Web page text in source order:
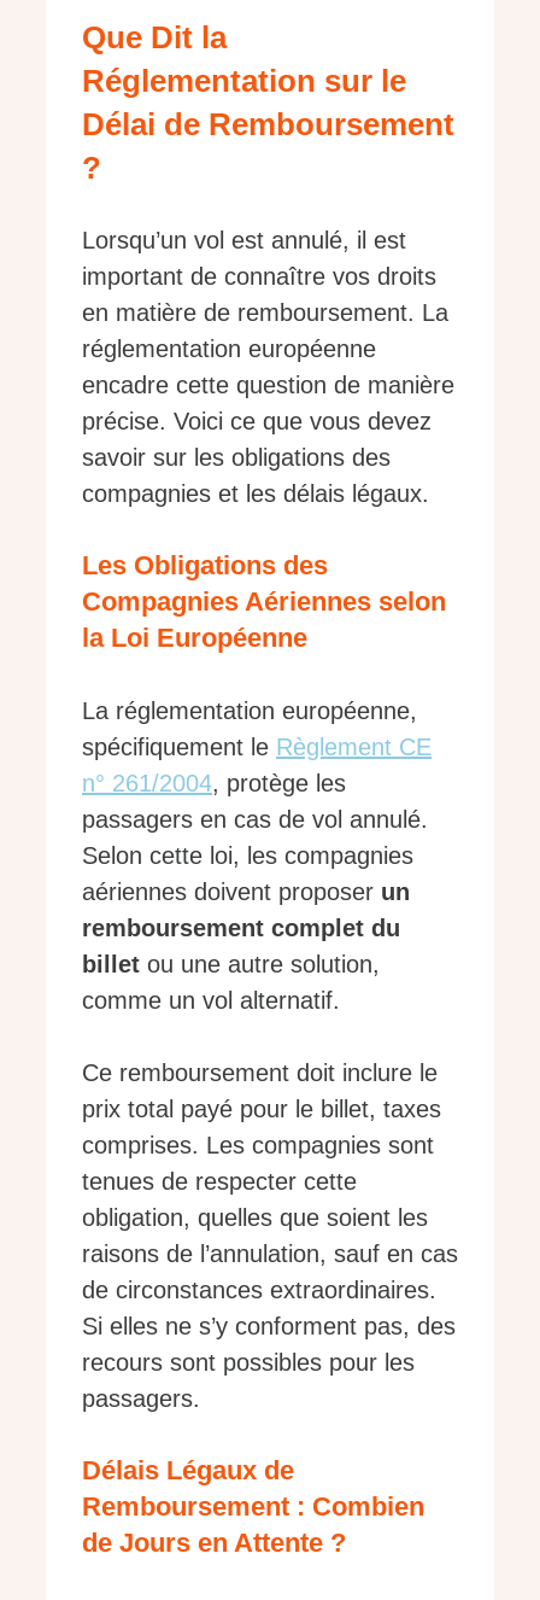
Que Dit la
Réglementation sur le
Délai de Remboursement
?
Lorsqu’un vol est annulé, il est
important de connaître vos droits
en matière de remboursement. La
réglementation européenne
encadre cette question de manière
précise. Voici ce que vous devez
savoir sur les obligations des
compagnies et les délais légaux.
Les Obligations des
Compagnies Aériennes selon
la Loi Européenne
La réglementation européenne,
spécifiquement le Règlement CE
n° 261/2004, protège les
passagers en cas de vol annulé.
Selon cette loi, les compagnies
aériennes doivent proposer un
remboursement complet du
billet ou une autre solution,
comme un vol alternatif.
Ce remboursement doit inclure le
prix total payé pour le billet, taxes
comprises. Les compagnies sont
tenues de respecter cette
obligation, quelles que soient les
raisons de l’annulation, sauf en cas
de circonstances extraordinaires.
Si elles ne s’y conforment pas, des
recours sont possibles pour les
passagers.
Délais Légaux de
Remboursement : Combien
de Jours en Attente ?